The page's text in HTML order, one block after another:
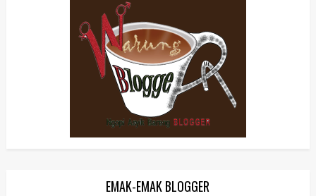
EMAK-EMAK BLOGGER